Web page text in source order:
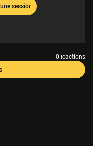
session
0 réactions